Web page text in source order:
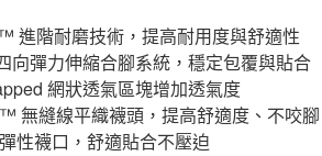
進階耐磨技術，提高耐用度與舒適性
向彈力伸縮合腳系統，穩定包覆與貼合
網狀透氣區塊增加透氣度
無縫線平織襪頭，提高舒適度、不咬腳
性襪口，舒適貼合不壓迫